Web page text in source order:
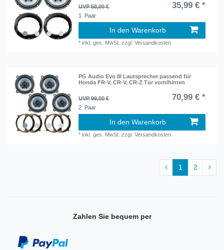
UVP 58,00 € 35,99 € *
1 Paar
In den Warenkorb
*inkl. ges. MwSt. zzgl.Versandkosten
PG Audio Evo III Lautsprecher passend für
Honda FR-V, CR-V, CR-Z Tür vorn/hinten
UVP 99,00 € 70,99 € *
2 Paar
In den Warenkorb
*inkl. ges. MwSt. zzgl.Versandkosten
1 2
Zahlen Sie bequem per